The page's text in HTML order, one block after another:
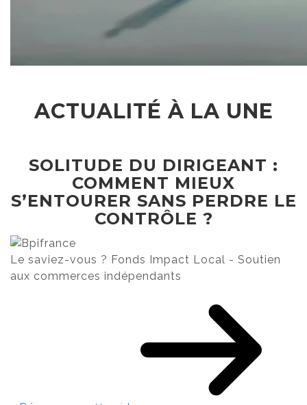
ACTUALITÉ À LA UNE
SOLITUDE DU DIRIGEANT :
COMMENT MIEUX
S’ENTOURER SANS PERDRE LE
CONTRÔLE ?
Le saviez-vous ? Fonds Impact Local - Soutien
aux commerces indépendants